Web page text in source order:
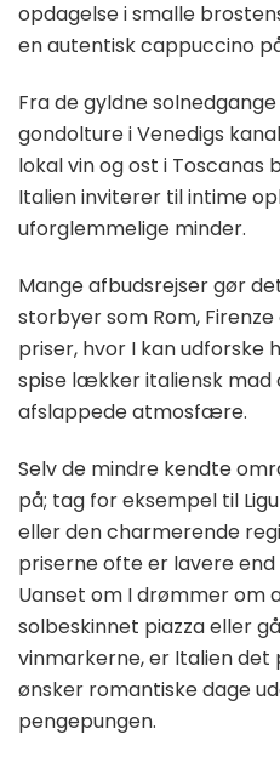
opdagelse i smalle
en autentisk cappuccino
Fra de gyldne
gondolture i Venedigs
lokal vin og ost i Toscanas
Italien inviterer til intime
uforglemmelige minder.
Mange afbudsrejser gør
storbyer som Rom,
priser, hvor I kan udforske
spise lækker italiensk mad
afslappede atmosfære.
Selv de mindre kendte
på; tag for eksempel til
eller den charmerende
priserne ofte er lavere
Uanset om I drømmer om
solbeskinnet piazza eller
vinmarkerne, er Italien
ønsker romantiske dage
pengepungen.